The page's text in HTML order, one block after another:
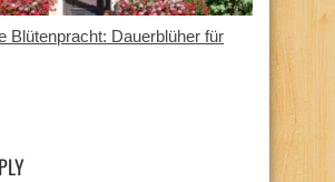
Blütenpracht: Dauerblüher für